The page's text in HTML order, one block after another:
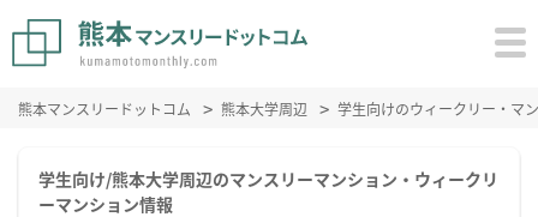
熊本マンスリードットコム 熊本大学周辺 学生向けのウィークリー・マ
学生向け/熊本大学周辺のマンスリーマンション・ウィークリ
ーマンション情報